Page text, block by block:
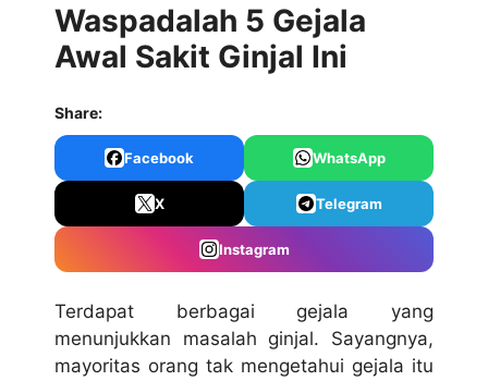
Waspadalah 5 Gejala
Awal Sakit Ginjal Ini
Share:
Facebook WhatsApp
X Telegram
Instagram
Terdapat berbagai gejala yang
menunjukkan masalah ginjal. Sayangnya,
mayoritas orang tak mengetahui gejala itu